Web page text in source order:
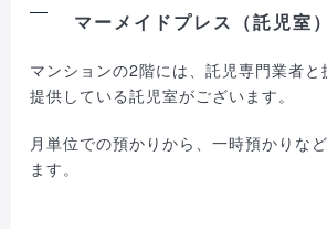
マーメイドプレス（託児室）
マンションの2階には、託児専門業者と
提供している託児室がございます。
月単位での預かりから、一時預かりな
ます。